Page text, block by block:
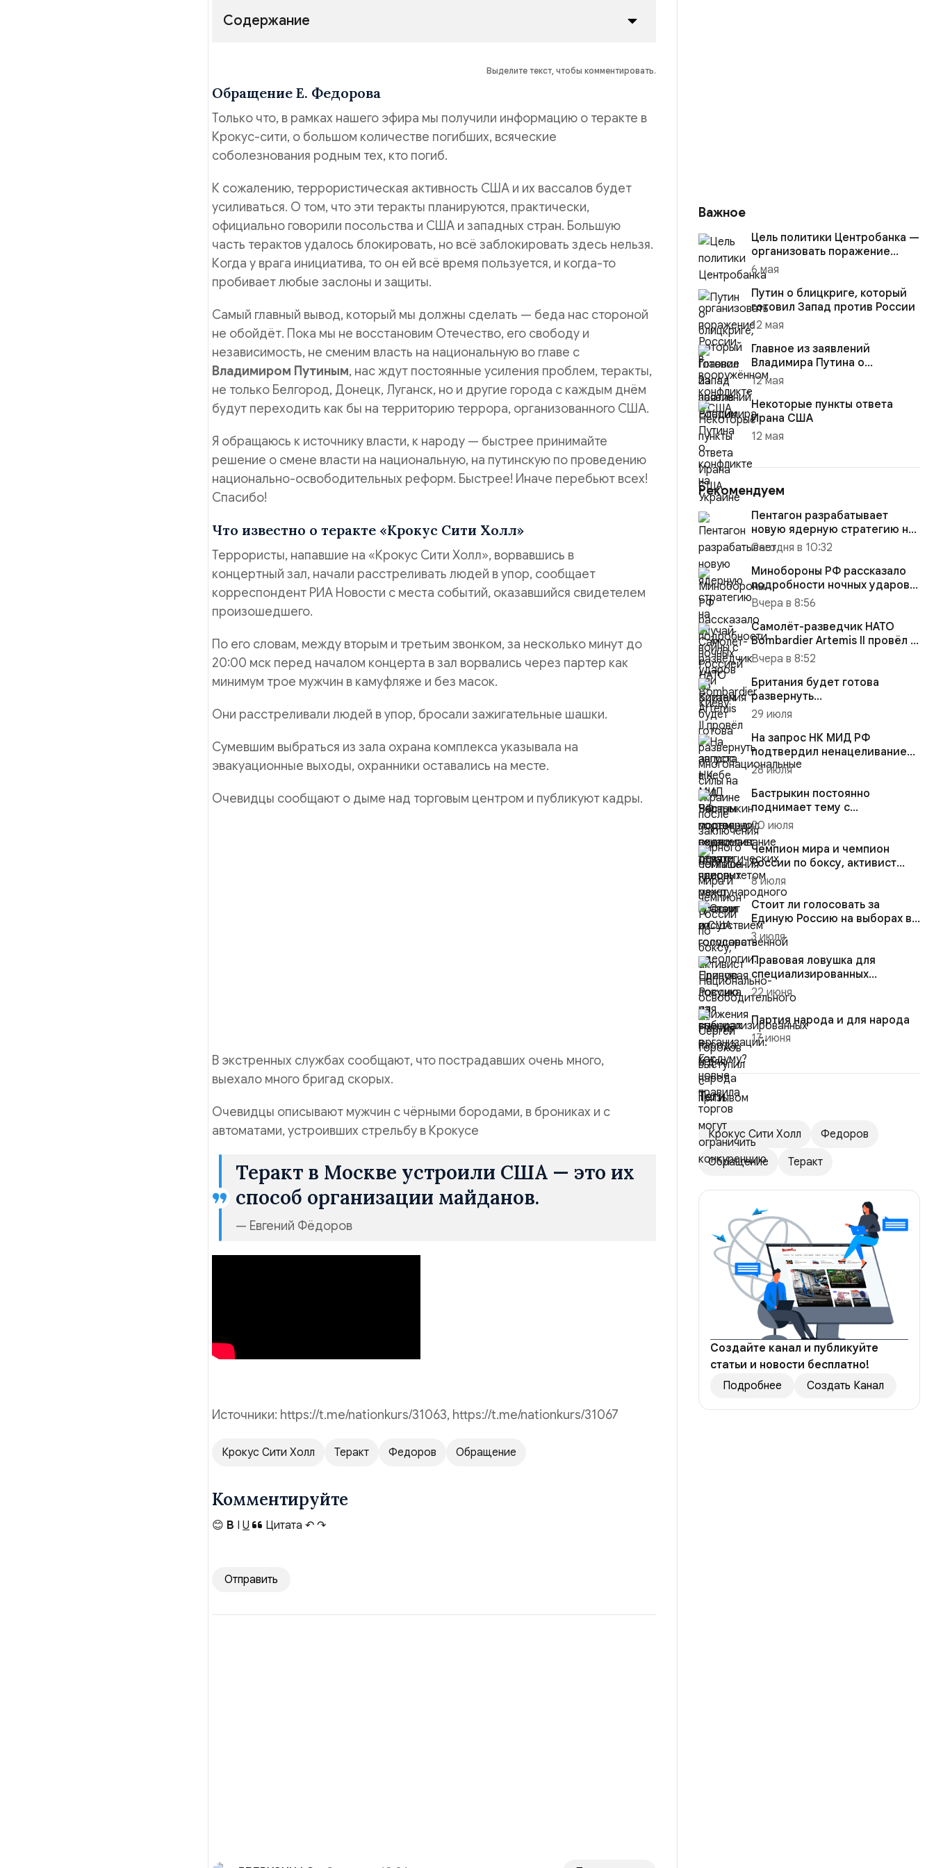
Содержание
Выделите текст, чтобы комментировать.
Обращение Е. Федорова
Только что, в рамках нашего эфира мы получили информацию о теракте в
Крокус-сити, о большом количестве погибших, всяческие
соболезнования родным тех, кто погиб.
К сожалению, террористическая активность США и их вассалов будет
усиливаться. О том, что эти теракты планируются, практически,
официально говорили посольства и США и западных стран. Большую
часть терактов удалось блокировать, но всё заблокировать здесь нельзя.
Когда у врага инициатива, то он ей всё время пользуется, и когда-то
пробивает любые заслоны и защиты.
Самый главный вывод, который мы должны сделать — беда нас стороной
не обойдёт. Пока мы не восстановим Отечество, его свободу и
независимость, не сменим власть на национальную во главе с
Владимиром Путиным, нас ждут постоянные усиления проблем, теракты,
не только Белгород, Донецк, Луганск, но и другие города с каждым днём
будут переходить как бы на территорию террора, организованного США.
Я обращаюсь к источнику власти, к народу — быстрее принимайте
решение о смене власти на национальную, на путинскую по проведению
национально-освободительных реформ. Быстрее! Иначе перебьют всех!
Спасибо!
Что известно о теракте «Крокус Сити Холл»
Террористы, напавшие на «Крокус Сити Холл», ворвавшись в
концертный зал, начали расстреливать людей в упор, сообщает
корреспондент РИА Новости с места событий, оказавшийся свидетелем
произошедшего.
По его словам, между вторым и третьим звонком, за несколько минут до
20:00 мск перед началом концерта в зал ворвались через партер как
минимум трое мужчин в камуфляже и без масок.
Они расстреливали людей в упор, бросали зажигательные шашки.
Сумевшим выбраться из зала охрана комплекса указывала на
эвакуационные выходы, охранники оставались на месте.
Очевидцы сообщают о дыме над торговым центром и публикуют кадры.
В экстренных службах сообщают, что пострадавших очень много,
выехало много бригад скорых.
Очевидцы описывают мужчин с чёрными бородами, в брониках и с
автоматами, устроивших стрельбу в Крокусе
Теракт в Москве устроили США — это их
способ организации майданов.
— Евгений Фёдоров
Источники: https://t.me/nationkurs/31063, https://t.me/nationkurs/31067
Крокус Сити Холл Теракт Федоров Обращение
Комментируйте
😊 B I U Цитата ↶ ↷
Отправить
Важное
Цель политики Центробанка —
организовать поражение
России в вооружённом
конфликте с США
6 мая
Путин о блицкриге, который
готовил Запад против России
12 мая
Главное из заявлений
Владимира Путина о
конфликте на Украине
12 мая
Некоторые пункты ответа
Ирана США
12 мая
Рекомендуем
Пентагон разрабатывает
новую ядерную стратегию на
случай войны с Россией или...
Сегодня в 10:32
Минобороны РФ рассказало
подробности ночных ударов
по Киеву
Вчера в 8:56
Самолёт-разведчик НАТО
Bombardier Artemis II провёл 3
августа в небе над Чёр...
Вчера в 8:52
Британия будет готова
развернуть
многонациональные силы на
29 июля
На запрос НК МИД РФ
подтвердил ненацеливание
стратегических ядерных
28 июля
Бастрыкин постоянно
поднимает тему с
приоритетом
международного права и
отсу...
20 июля
Чемпион мира и чемпион
России по боксу, активист
Национально-
освободительног...
8 июля
Стоит ли голосовать за
Единую Россию на выборах в
Госдуму?
3 июля
Правовая ловушка для
специализированных
организаций: как новые
правила торго...
22 июня
Партия народа и для народа
17 июня
Теги
Крокус Сити Холл
Федоров
Обращение
Теракт
Создайте канал и публикуйте
статьи и новости бесплатно!
Подробнее
Создать Канал